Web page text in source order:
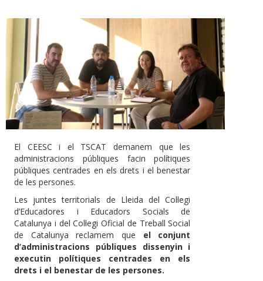
El CEESC i el TSCAT demanem que les
administracions públiques facin polítiques
públiques centrades en els drets i el benestar
de les persones.
Les juntes territorials de Lleida del Col·legi
d’Educadores i Educadors Socials de
Catalunya i del Col·legi Oficial de Treball Social
de Catalunya reclamem que el conjunt
d’administracions públiques dissenyin i
executin polítiques centrades en els
drets i el benestar de les persones.